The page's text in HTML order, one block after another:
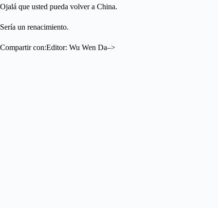
Ojalá que usted pueda volver a China.
Sería un renacimiento.
Compartir con:Editor: Wu Wen Da–>